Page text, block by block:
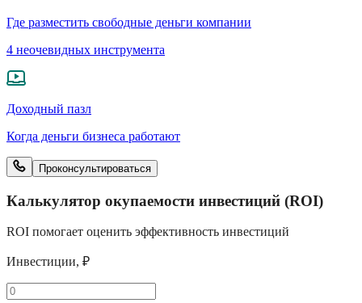
Где разместить свободные деньги компании
4 неочевидных инструмента
Доходный пазл
Когда деньги бизнеса работают
Проконсультироваться
Калькулятор окупаемости инвестиций (ROI)
ROI помогает оценить эффективность инвестиций
Инвестиции, ₽